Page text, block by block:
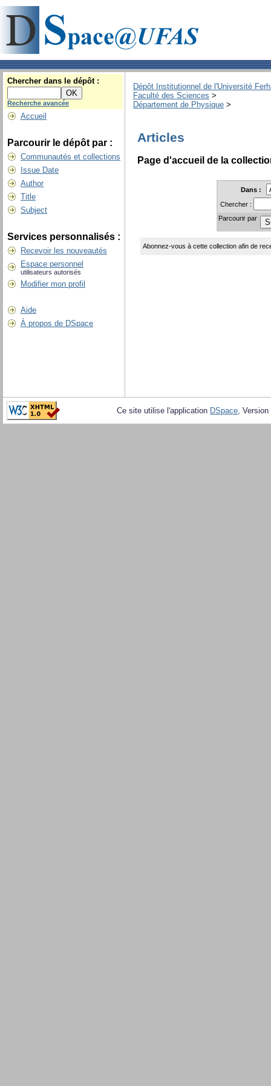
Chercher dans le dépôt :
Recherche avancée
Accueil
Parcourir le dépôt par :
Communautés et collections
Issue Date
Author
Title
Subject
Services personnalisés :
Recevoir les nouveautés
Espace personnel
utilisateurs autorisés
Modifier mon profil
Aide
À propos de DSpace
Dépôt Institutionnel de l'Université
Faculté des Sciences >
Département de Physique >
Articles
Page d'accueil de la
Dans :
Chercher :
Parcourir par
Abonnez-vous à cette collection afin de
Ce site utilise l'application DSpace,